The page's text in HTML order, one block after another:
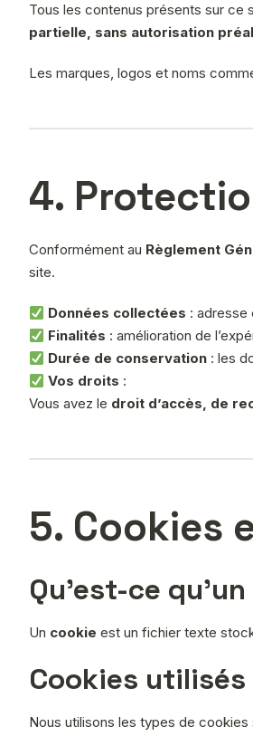
Tous les contenus présents sur ce
partielle, sans autorisation
Les marques, logos et noms
4.
Conformément au Règlement
site.
Données collectées : adresse
Finalités : amélioration de
Durée de conservation : les
Vos droits :
Vous avez le droit d’accès, de
5. Cookies
Qu’est-ce
Un cookie est un fichier texte
Cookies
Nous utilisons les types de cookies